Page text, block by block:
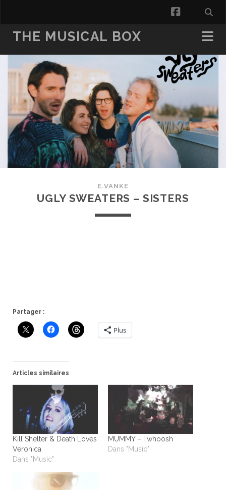
facebook
THE MUSICAL BOX
E.VANKE
UGLY SWEATERS – SISTERS
Partager :
Plus
Articles similaires
Kill Shelter & Death Loves
Veronica
Dans "Music"
MUMMY – I whoosh
Dans "Music"